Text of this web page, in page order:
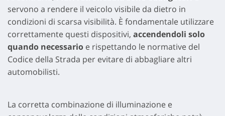
servono a rendere il veicolo visibile da dietro in
condizioni di scarsa visibilità. È fondamentale utilizzare
correttamente questi dispositivi, accendendoli solo
quando necessario e rispettando le normative del
Codice della Strada per evitare di abbagliare altri
automobilisti.
La corretta combinazione di illuminazione e